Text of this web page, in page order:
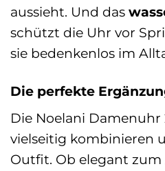
aussieht. Und das
schützt die Uhr vor
sie bedenkenlos im
Die perfekte
Die Noelani Damenuhr
vielseitig kombinieren
Outfit. Ob elegant zum